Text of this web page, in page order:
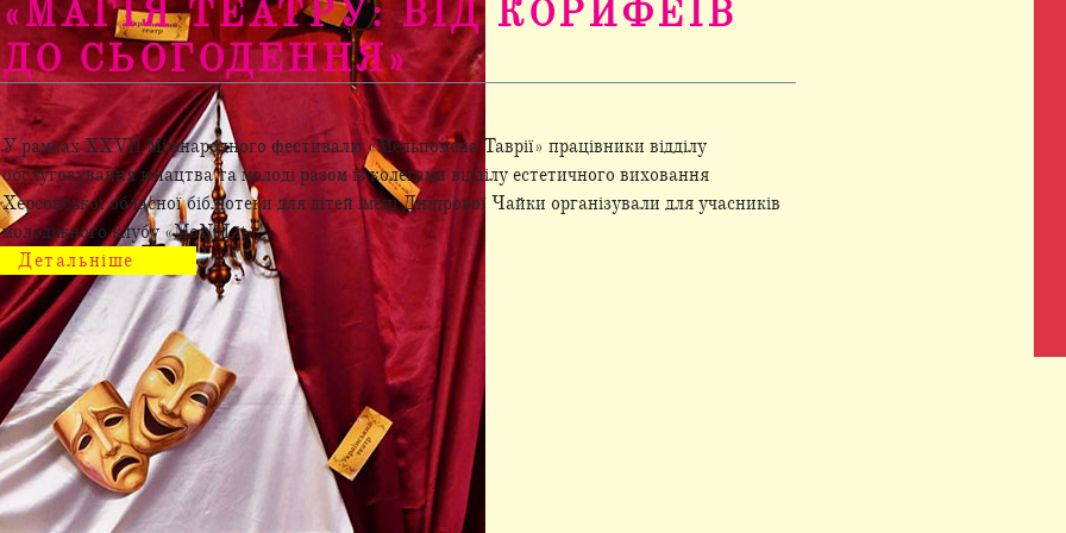
«МАГІЯ ТЕАТРУ: ВІД КОРИФЕЇВ
ДО СЬОГОДЕННЯ»
У рамках XXVII Міжнародного фестивалю «Мельпомена Таврії» працівники відділу
обслуговування юнацтва та молоді разом із колегами відділу естетичного виховання
Херсонської обласної бібліотеки для дітей імені Дніпрової Чайки організували для учасників
молодіжного клубу «MoNoLit» ...
Детальніше